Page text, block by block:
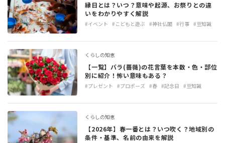
縁日とは？いつ？意味や起源、お祭りとの違
いをわかりやすく解説
#イベント #こどもと遊ぶ #神社仏閣 #行事 #豆知識
くらしの知恵
【一覧】バラ(薔薇)の花言葉を本数・色・部位
別に紹介！怖い意味もある？
#プレゼント #プロポーズ #春 #記念日 #豆知識
くらしの知恵
【2026年】春一番とは？いつ吹く？地域別の
条件・基準、名前の由来を解説